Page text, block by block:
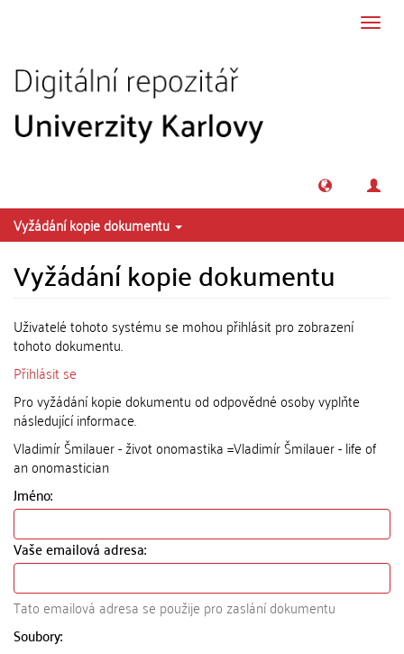
Vyžádání kopie dokumentu
Vyžádání kopie dokumentu
Uživatelé tohoto systému se mohou přihlásit pro zobrazení
tohoto dokumentu.
Přihlásit se
Pro vyžádání kopie dokumentu od odpovědné osoby vyplňte
následující informace.
Vladimír Šmilauer - život onomastika =Vladimír Šmilauer - life of
an onomastician
Jméno:
Vaše emailová adresa:
Tato emailová adresa se použije pro zaslání dokumentu
Soubory: